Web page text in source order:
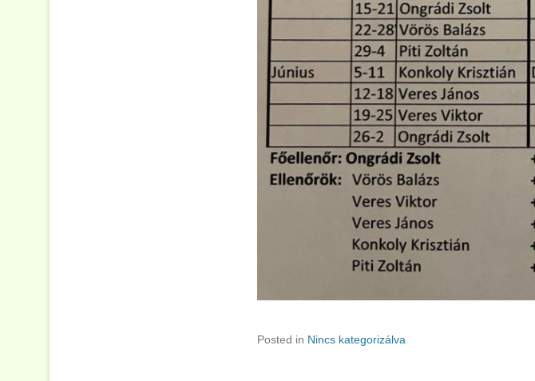
Posted in Nincs kategorizálva